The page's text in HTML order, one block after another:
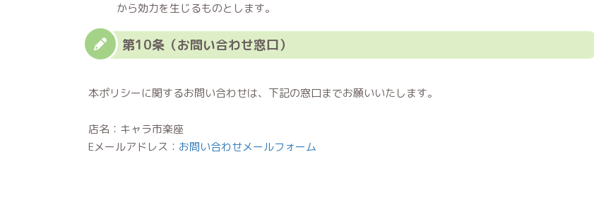
から効力を生じるものとします。
第10条（お問い合わせ窓口）
本ポリシーに関するお問い合わせは、下記の窓口までお願いいたします。
店名：キャラ市楽座
Eメールアドレス： お問い合わせメールフォーム